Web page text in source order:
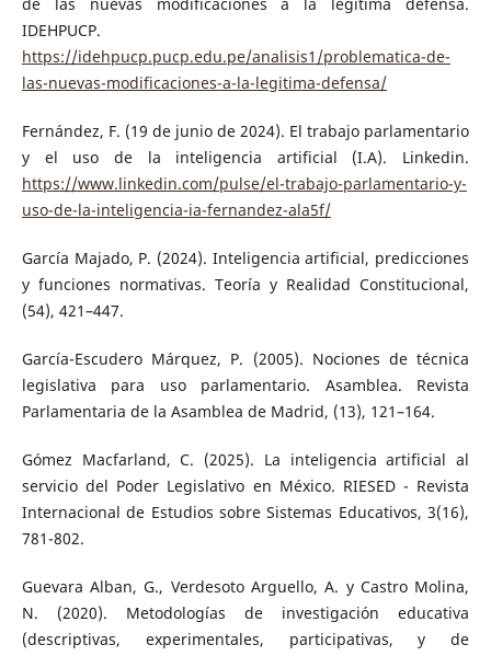
IDEHPUCP.
https://idehpucp.pucp.edu.pe/analisis1/problematica-de-
las-nuevas-modificaciones-a-la-legitima-defensa/
Fernández, F. (19 de junio de 2024). El trabajo parlamentario
y el uso de la inteligencia artificial (I.A). Linkedin.
https://www.linkedin.com/pulse/el-trabajo-parlamentario-y-
uso-de-la-inteligencia-ia-fernandez-ala5f/
García Majado, P. (2024). Inteligencia artificial, predicciones
y funciones normativas. Teoría y Realidad Constitucional,
(54), 421–447.
García-Escudero Márquez, P. (2005). Nociones de técnica
legislativa para uso parlamentario. Asamblea. Revista
Parlamentaria de la Asamblea de Madrid, (13), 121–164.
Gómez Macfarland, C. (2025). La inteligencia artificial al
servicio del Poder Legislativo en México. RIESED - Revista
Internacional de Estudios sobre Sistemas Educativos, 3(16),
781-802.
Guevara Alban, G., Verdesoto Arguello, A. y Castro Molina,
N. (2020). Metodologías de investigación educativa
(descriptivas, experimentales, participativas, y de